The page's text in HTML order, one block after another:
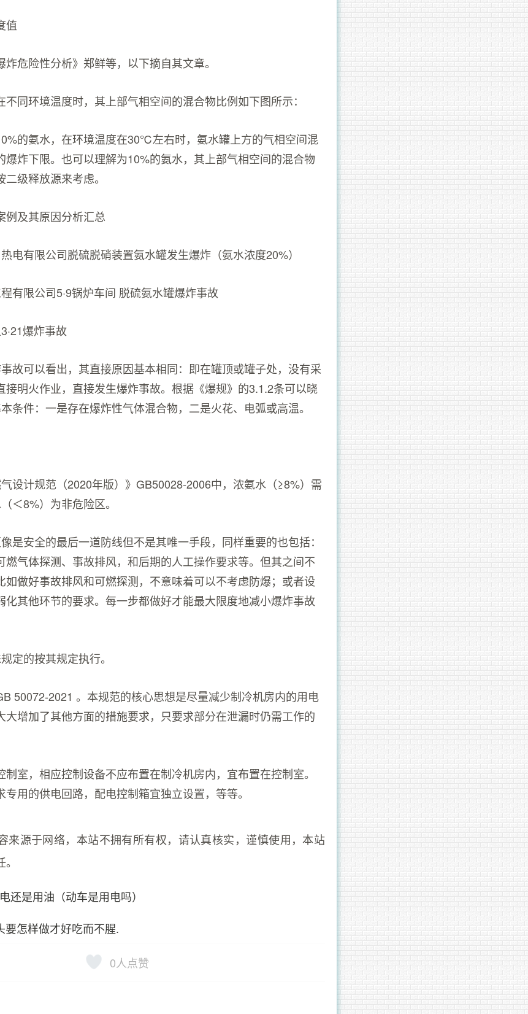
值
炸危险性分析》郑鲜等，以下摘自其文章。
同环境温度时，其上部气相空间的混合物比例如下图所示：
的氨水，在环境温度在30℃左右时，氨水罐上方的气相空间混
爆炸下限。也可以理解为10%的氨水，其上部气相空间的混合物
级释放源来考虑。
例及其原因分析汇总
电有限公司脱硫脱硝装置氨水罐发生爆炸（氨水浓度20%）
有限公司5·9锅炉车间 脱硫氨水罐爆炸事故
爆炸事故
故可以看出，其直接原因基本相同：即在罐顶或罐子处，没有采
接明火作业，直接发生爆炸事故。根据《爆规》的3.1.2条可以晓
条件：一是存在爆炸性气体混合物，二是火花、电弧或高温。
设计规范（2020年版）》GB50028-2006中，浓氨水（≥8%）需
＜8%）为非危险区。
是安全的最后一道防线但不是其唯一手段，同样重要的也包括：
燃气体探测、事故排风，和后期的人工操作要求等。但其之间不
如做好事故排风和可燃探测，不意味着可以不考虑防爆；或者设
化其他环节的要求。每一步都做好才能最大限度地减小爆炸事故
定的按其规定执行。
50072-2021 。本规范的核心思想是尽量减少制冷机房内的用电
大增加了其他方面的措施要求，只要求部分在泄漏时仍需工作的
制室，相应控制设备不应布置在制冷机房内，宜布置在控制室。
用的供电回路，配电控制箱宜独立设置，等等。
来源于网络，本站不拥有所有权，请认真核实，谨慎使用，本站
还是用油（动车是用电吗）
要怎样做才好吃而不腥.
0人点赞